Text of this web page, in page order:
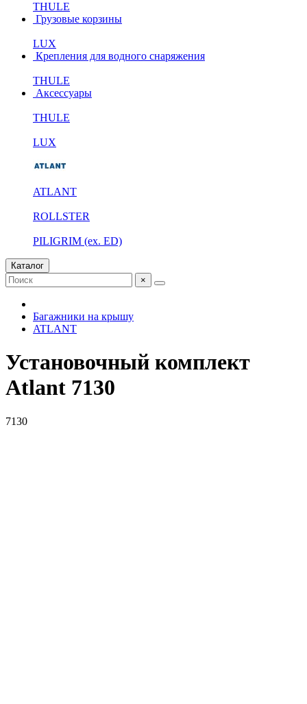
THULE
Грузовые корзины
LUX
Крепления для водного снаряжения
THULE
Аксессуары
THULE
LUX
ATLANT
ROLLSTER
PILIGRIM (ex. ED)
Каталог
×
Багажники на крышу
ATLANT
Установочный комплект
Atlant 7130
7130